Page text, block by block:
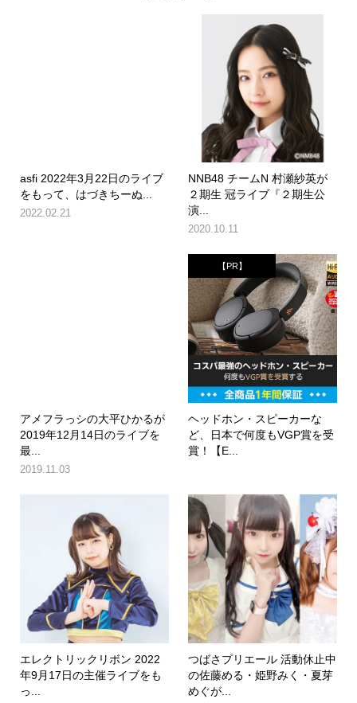
asfi 2022年3月22日のライブ
をもって、はづきちーぬ...
2022.02.21
NNB48 チームN 村瀬紗英が
２期生 冠ライブ『２期生公
演...
2020.10.11
アメフラっシの大平ひかるが
2019年12月14日のライブを
最...
2019.11.03
【PR】
ヘッドホン・スピーカーな
ど、日本で何度もVGP賞を受
賞！【E...
エレクトリックリボン 2022
年9月17日の主催ライブをも
っ...
つばさプリエール 活動休止中
の佐藤める・姫野みく・夏芽
めぐが...